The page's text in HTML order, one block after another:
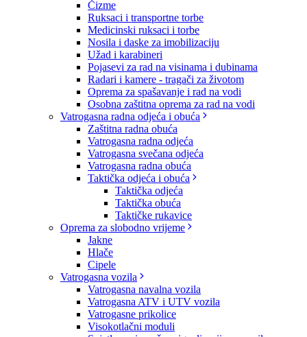
Čizme
Ruksaci i transportne torbe
Medicinski ruksaci i torbe
Nosila i daske za imobilizaciju
Užad i karabineri
Pojasevi za rad na visinama i dubinama
Radari i kamere - tragači za životom
Oprema za spašavanje i rad na vodi
Osobna zaštitna oprema za rad na vodi
Vatrogasna radna odjeća i obuća
Zaštitna radna obuća
Vatrogasna radna odjeća
Vatrogasna svečana odjeća
Vatrogasna radna obuća
Taktička odjeća i obuća
Taktička odjeća
Taktička obuća
Taktičke rukavice
Oprema za slobodno vrijeme
Jakne
Hlače
Cipele
Vatrogasna vozila
Vatrogasna navalna vozila
Vatrogasna ATV i UTV vozila
Vatrogasne prikolice
Visokotlačni moduli